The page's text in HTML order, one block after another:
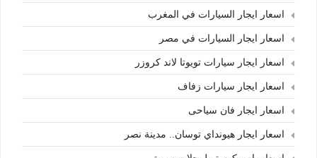
اسعار ايجار السيارات في المغرب
اسعار ايجار السيارات في مصر
اسعار ايجار سيارات تويوتا لاند كروزر
اسعار ايجار سيارات زفاف
اسعار ايجار فان سياحى
اسعار ايجار هيونداي توسان.. مدينة نصر